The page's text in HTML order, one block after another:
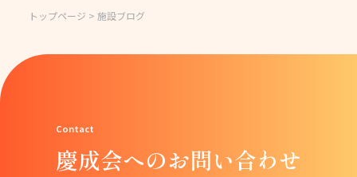
トップページ > 施設ブログ
慶成会へのお問い合わせ